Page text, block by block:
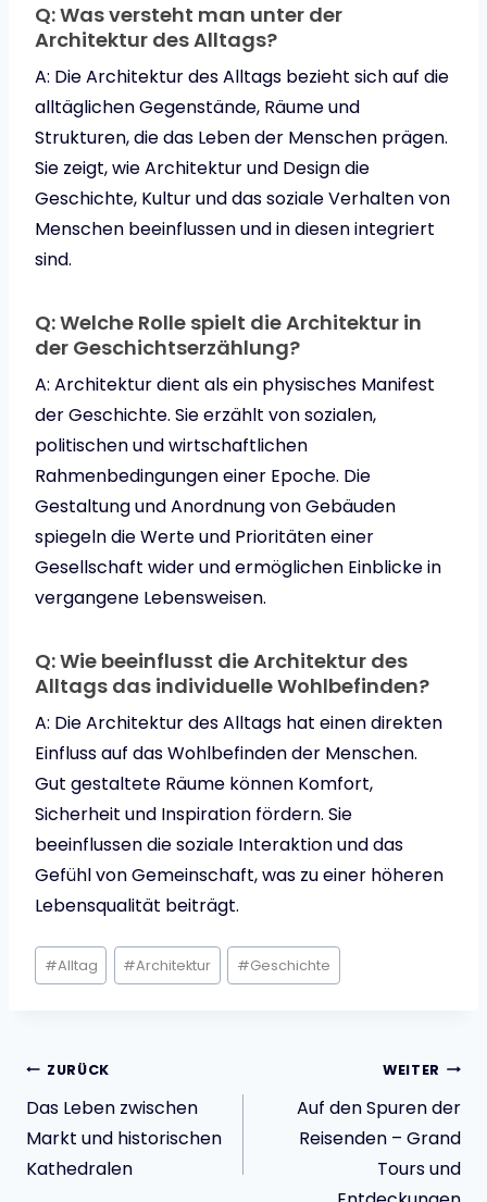
Q: Was versteht man unter der
Architektur des Alltags?
A: Die Architektur des Alltags bezieht sich auf die
alltäglichen Gegenstände, Räume und
Strukturen, die das Leben der Menschen prägen.
Sie zeigt, wie Architektur und Design die
Geschichte, Kultur und das soziale Verhalten von
Menschen beeinflussen und in diesen integriert
sind.
Q: Welche Rolle spielt die Architektur in
der Geschichtserzählung?
A: Architektur dient als ein physisches Manifest
der Geschichte. Sie erzählt von sozialen,
politischen und wirtschaftlichen
Rahmenbedingungen einer Epoche. Die
Gestaltung und Anordnung von Gebäuden
spiegeln die Werte und Prioritäten einer
Gesellschaft wider und ermöglichen Einblicke in
vergangene Lebensweisen.
Q: Wie beeinflusst die Architektur des
Alltags das individuelle Wohlbefinden?
A: Die Architektur des Alltags hat einen direkten
Einfluss auf das Wohlbefinden der Menschen.
Gut gestaltete Räume können Komfort,
Sicherheit und Inspiration fördern. Sie
beeinflussen die soziale Interaktion und das
Gefühl von Gemeinschaft, was zu einer höheren
Lebensqualität beiträgt.
Schlagworte:
#Alltag #Architektur #Geschichte
ZURÜCK
Das Leben zwischen
Markt und historischen
Kathedralen
WEITER
Auf den Spuren der
Reisenden – Grand
Tours und